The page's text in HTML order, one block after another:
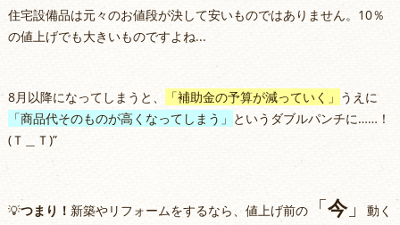
住宅設備品は元々のお値段が決して安いものではありません。10％
の値上げでも大きいものですよね...
8月以降になってしまうと、 「補助金の予算が減っていく」 うえに
「商品代そのものが高くなってしまう」 というダブルパンチに……！
(Ｔ＿Ｔ)”
💡つまり！ 新築やリフォームをするなら、値上げ前の「今」
動く